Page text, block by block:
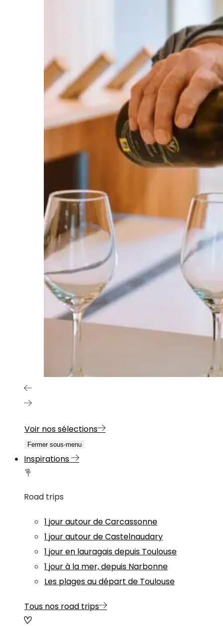
Voir nos sélections
Fermer sous-menu
Inspirations
Road trips
1 jour autour de Carcassonne
1 jour autour de Castelnaudary
1 jour en lauragais depuis Toulouse
1 jour à la mer, depuis Narbonne
Les plages au départ de Toulouse
Tous nos road trips